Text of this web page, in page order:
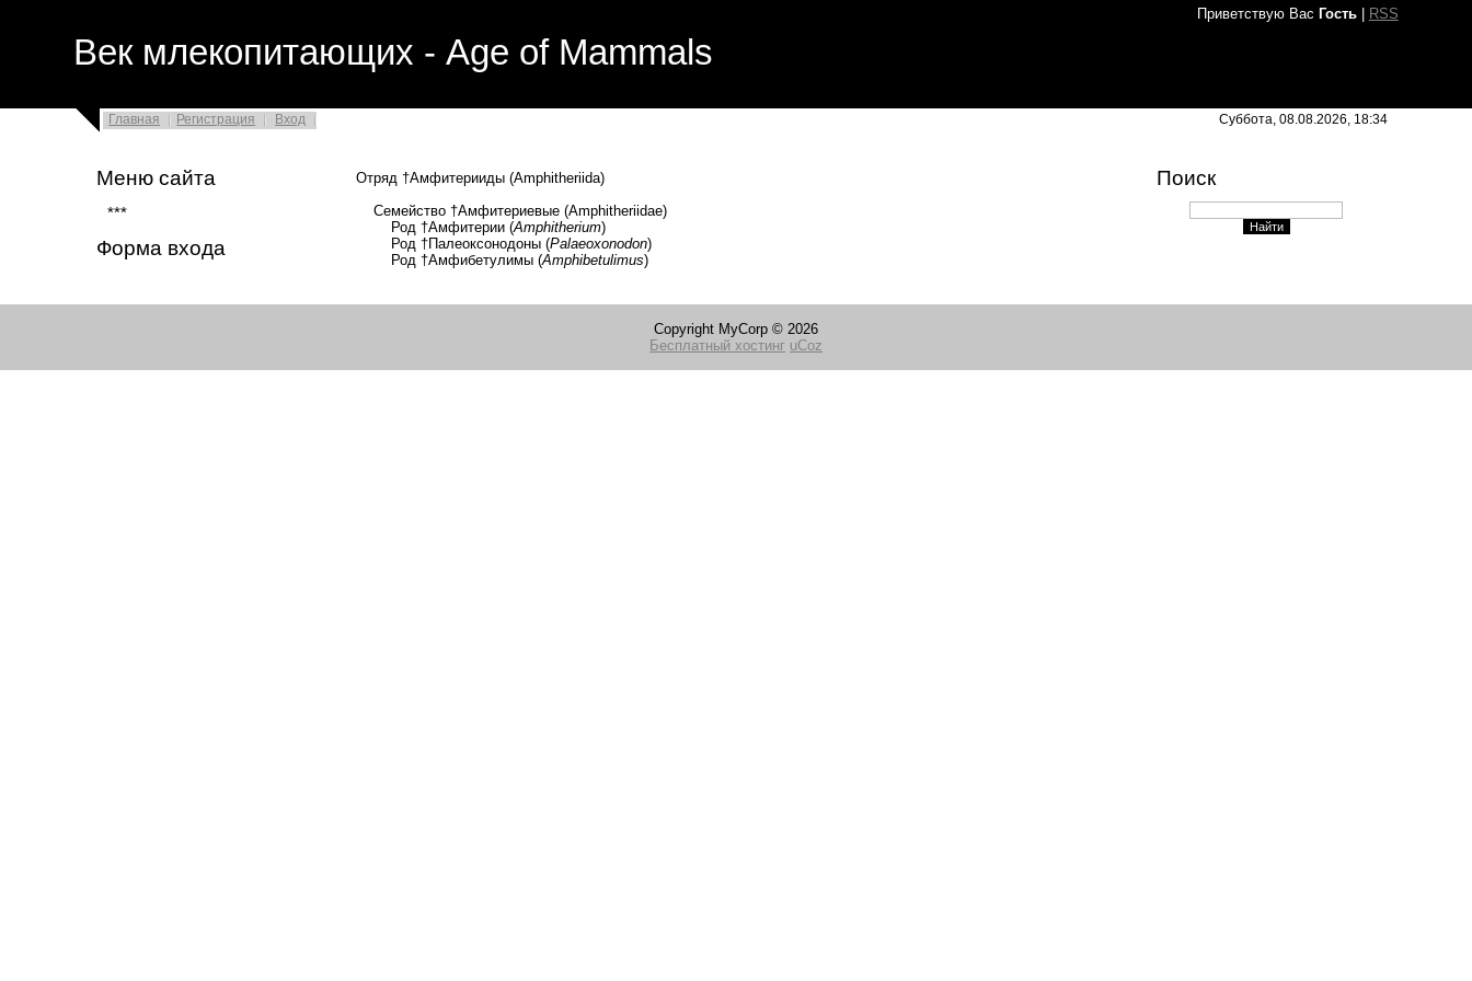
Приветствую Вас Гость| RSS
Век млекопитающих - Age of Mammals
Главная Регистрация Вход Суббота, 08.08.2026, 18:34
Меню сайта
***
Форма входа
Отряд †Амфитерииды (Amphitheriida)
Семейство †Амфитериевые (Amphitheriidae)
Род †Амфитерии (Amphitherium)
Род †Палеоксонодоны (Palaeoxonodon)
Род †Амфибетулимы (Amphibetulimus)
Поиск
Copyright MyCorp © 2026
Бесплатный хостинг uCoz